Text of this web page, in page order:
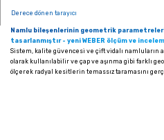
Derece dönen tarayıcı
Namlu bileşenlerinin geometrik
tasarlanmıştır - yeni WEBER ölçüm ve
Sistem, kalite güvencesi ve çift vidalı namluların
olarak kullanılabilir ve çap ve aşınma gibi farklı
ölçerek radyal kesitlerin temassız taramasını